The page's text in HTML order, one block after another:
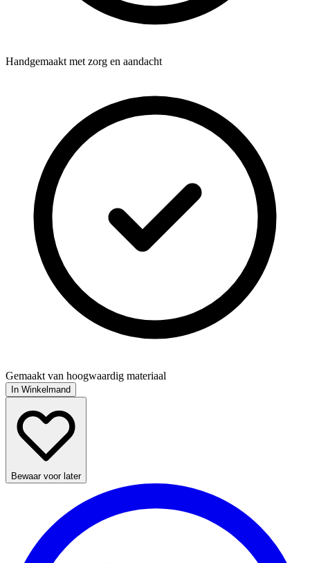
Handgemaakt met zorg en aandacht
Gemaakt van hoogwaardig materiaal
In Winkelmand
Bewaar voor later